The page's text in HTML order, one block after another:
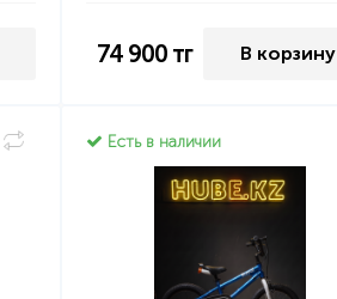
74 900 тг В корзину
Есть в наличии